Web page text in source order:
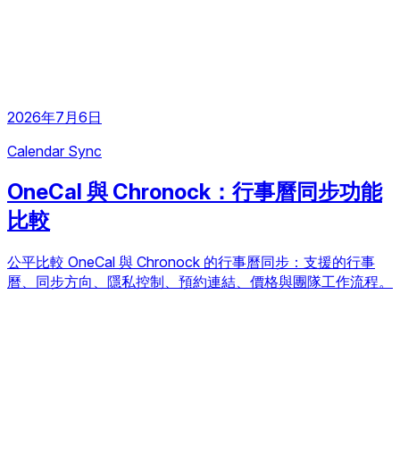
2026年7月6日
Calendar Sync
OneCal 與 Chronock：行事曆同步功能
比較
公平比較 OneCal 與 Chronock 的行事曆同步：支援的行事
曆、同步方向、隱私控制、預約連結、價格與團隊工作流程。